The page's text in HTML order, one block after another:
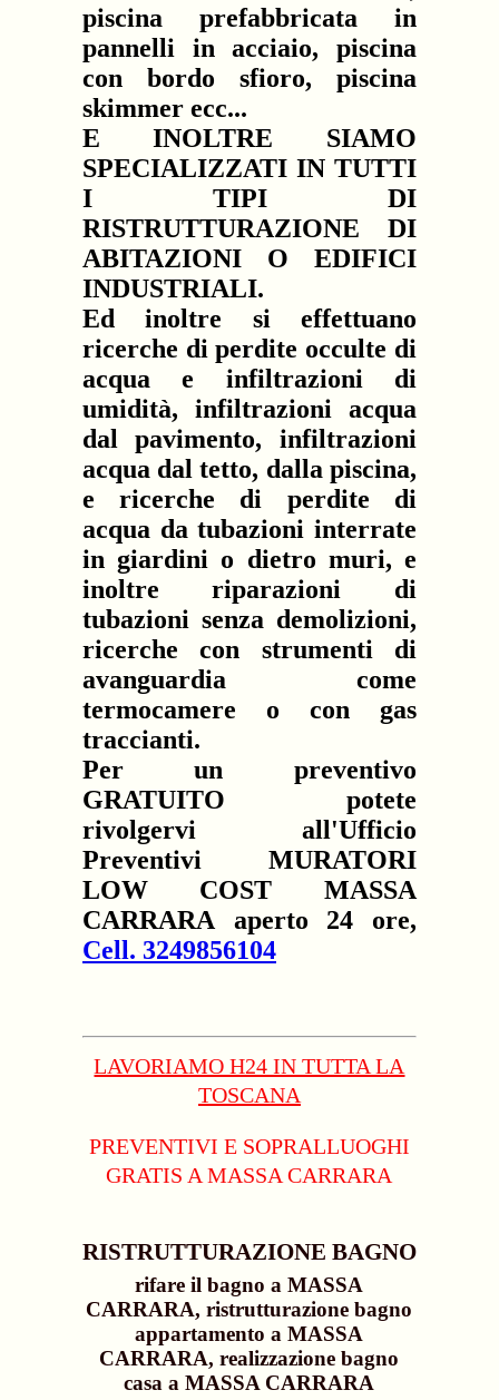
piscina prefabbricata in
pannelli in acciaio, piscina
con bordo sfioro, piscina
skimmer ecc...
E INOLTRE SIAMO
SPECIALIZZATI IN TUTTI
I TIPI DI
RISTRUTTURAZIONE DI
ABITAZIONI O EDIFICI
INDUSTRIALI.
Ed inoltre si effettuano
ricerche di perdite occulte di
acqua e infiltrazioni di
umidità, infiltrazioni acqua
dal pavimento, infiltrazioni
acqua dal tetto, dalla piscina,
e ricerche di perdite di
acqua da tubazioni interrate
in giardini o dietro muri, e
inoltre riparazioni di
tubazioni senza demolizioni,
ricerche con strumenti di
avanguardia come
termocamere o con gas
traccianti.
Per un preventivo
GRATUITO potete
rivolgervi all'Ufficio
Preventivi MURATORI
LOW COST MASSA
CARRARA aperto 24 ore,
Cell. 3249856104
LAVORIAMO H24 IN TUTTA LA
TOSCANA
PREVENTIVI E SOPRALLUOGHI
GRATIS A MASSA CARRARA
RISTRUTTURAZIONE BAGNO
rifare il bagno a MASSA
CARRARA, ristrutturazione bagno
appartamento a MASSA
CARRARA, realizzazione bagno
casa a MASSA CARRARA